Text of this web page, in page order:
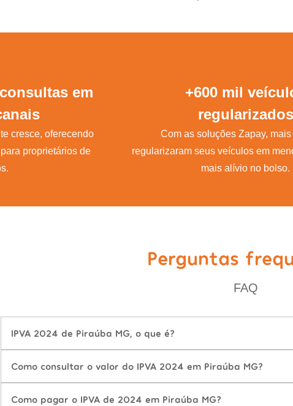
em
cresce, oferecendo
proprietários de
+600 mil
regularizados
Com as soluções Zapay,
regularizaram seus veículos em
mais alívio no bolso.
Perguntas
FAQ
IPVA 2024 de Piraúba MG, o que é?
Como consultar o valor do IPVA 2024 em Piraúba MG?
Como pagar o IPVA de 2024 em Piraúba MG?